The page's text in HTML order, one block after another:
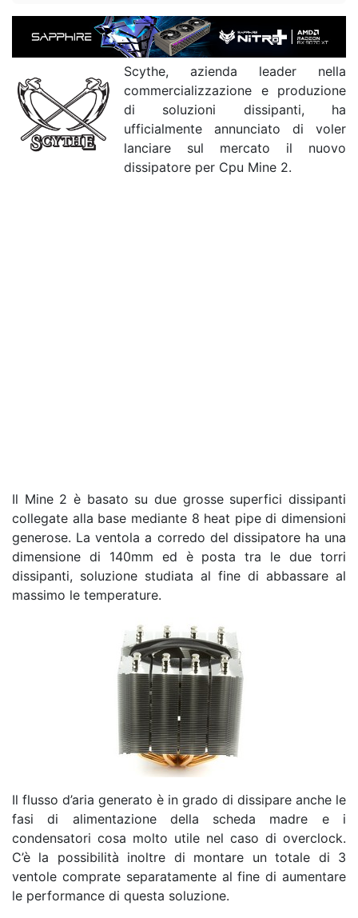
Scythe, azienda leader nella
commercializzazione e produzione
di soluzioni dissipanti, ha
ufficialmente annunciato di voler
lanciare sul mercato il nuovo
dissipatore per Cpu Mine 2.
Il Mine 2 è basato su due grosse superfici dissipanti
collegate alla base mediante 8 heat pipe di dimensioni
generose. La ventola a corredo del dissipatore ha una
dimensione di 140mm ed è posta tra le due torri
dissipanti, soluzione studiata al fine di abbassare al
massimo le temperature.
Il flusso d’aria generato è in grado di dissipare anche le
fasi di alimentazione della scheda madre e i
condensatori cosa molto utile nel caso di overclock.
C’è la possibilità inoltre di montare un totale di 3
ventole comprate separatamente al fine di aumentare
le performance di questa soluzione.